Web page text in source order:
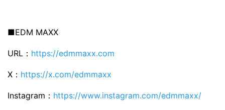
■EDM MAXX
URL： https://edmmaxx.com
X： https://x.com/edmmaxx
Instagram： https://www.instagram.com/edmmaxx/